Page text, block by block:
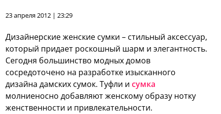
23 апреля 2012 | 23:29
Дизайнерские женские сумки – стильный аксессуар,
который придает роскошный шарм и элегантность.
Сегодня большинство модных домов
сосредоточено на разработке изысканного
дизайна дамских сумок. Туфли исумка
молниеносно добавляют женскому образу нотку
женственности и привлекательности.